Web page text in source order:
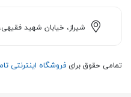
شیراز، خیابان شهید فقیهی،
تمامی حقوق برای فروشگاه اینترنتی